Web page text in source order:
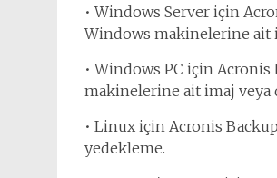
• Windows Server için
Windows makinelerine ait
• Windows PC için
makinelerine ait imaj veya
• Linux için Acronis
yedekleme.